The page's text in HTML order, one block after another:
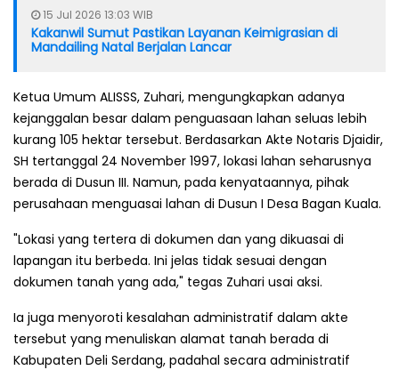
15 Jul 2026 13:03 WIB
Kakanwil Sumut Pastikan Layanan Keimigrasian di
Mandailing Natal Berjalan Lancar
Ketua Umum ALISSS, Zuhari, mengungkapkan adanya
kejanggalan besar dalam penguasaan lahan seluas lebih
kurang 105 hektar tersebut. Berdasarkan Akte Notaris Djaidir,
SH tertanggal 24 November 1997, lokasi lahan seharusnya
berada di Dusun III. Namun, pada kenyataannya, pihak
perusahaan menguasai lahan di Dusun I Desa Bagan Kuala.
"Lokasi yang tertera di dokumen dan yang dikuasai di
lapangan itu berbeda. Ini jelas tidak sesuai dengan
dokumen tanah yang ada," tegas Zuhari usai aksi.
Ia juga menyoroti kesalahan administratif dalam akte
tersebut yang menuliskan alamat tanah berada di
Kabupaten Deli Serdang, padahal secara administratif